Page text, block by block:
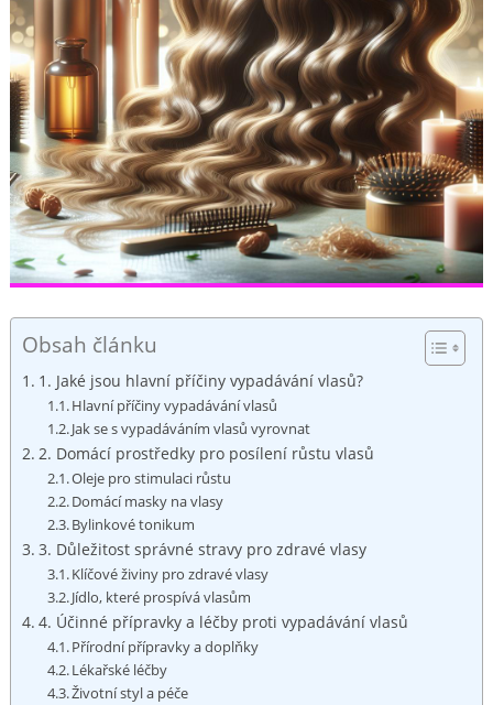
Obsah článku
1. Jaké jsou hlavní příčiny vypadávání​ vlasů?
Hlavní příčiny vypadávání vlasů
Jak se s vypadáváním vlasů vyrovnat
2. Domácí prostředky pro posílení růstu vlasů
Oleje pro stimulaci růstu
Domácí masky⁤ na vlasy
Bylinkové tonikum
3. Důležitost správné stravy pro zdravé ⁣vlasy
Klíčové živiny pro zdravé vlasy
Jídlo, které ⁣prospívá vlasům
4. Účinné⁣ přípravky a léčby proti vypadávání vlasů
Přírodní přípravky a doplňky
Lékařské léčby
Životní‌ styl ⁢a péče